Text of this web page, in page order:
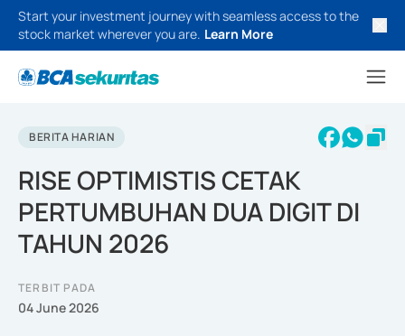
Start your investment journey with seamless access to the
stock market wherever you are. Learn More
BERITA HARIAN
RISE OPTIMISTIS CETAK
PERTUMBUHAN DUA DIGIT DI
TAHUN 2026
TERBIT PADA
04 June 2026